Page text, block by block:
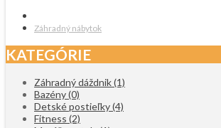
Záhradný nábytok
KATEGÓRIE
Záhradný dáždnik(1)
Bazény(0)
Detské postieľky(4)
Fitness (2)